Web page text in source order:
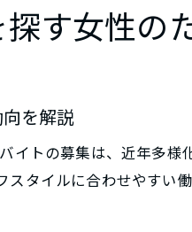
子育て両立
子育て
未経験
す女性の
を解説
イトの募集は、近年多
スタイルに合わせやすい